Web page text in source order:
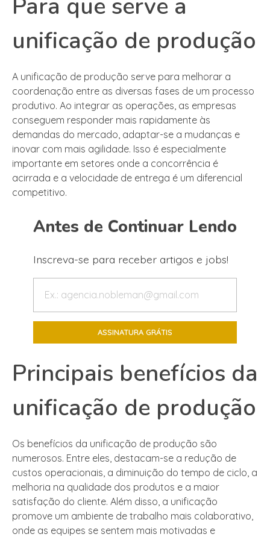
Para que serve a
unificação de produção
A unificação de produção serve para melhorar a
coordenação entre as diversas fases de um processo
produtivo. Ao integrar as operações, as empresas
conseguem responder mais rapidamente às
demandas do mercado, adaptar-se a mudanças e
inovar com mais agilidade. Isso é especialmente
importante em setores onde a concorrência é
acirrada e a velocidade de entrega é um diferencial
competitivo.
Antes de Continuar Lendo
Inscreva-se para receber artigos e jobs!
Principais benefícios da
unificação de produção
Os benefícios da unificação de produção são
numerosos. Entre eles, destacam-se a redução de
custos operacionais, a diminuição do tempo de ciclo, a
melhoria na qualidade dos produtos e a maior
satisfação do cliente. Além disso, a unificação
promove um ambiente de trabalho mais colaborativo,
onde as equipes se sentem mais motivadas e